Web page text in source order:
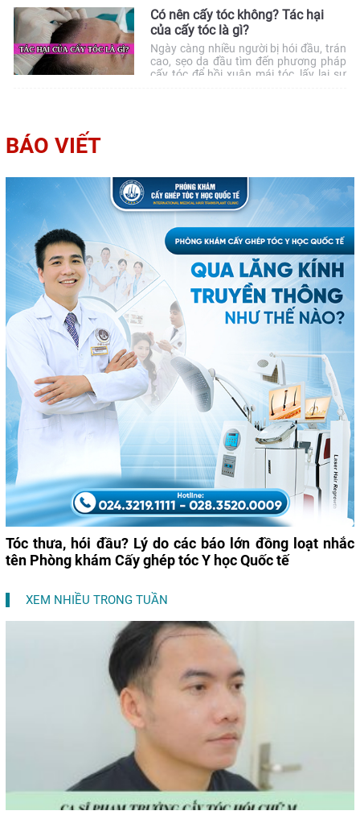
cùng chúng tôi tìm hiểu rõ hơn về nhận
định này và tìm cách cải thiện […]
Có nên cấy tóc không? Tác hại
của cấy tóc là gì?
Ngày càng nhiều người bị hói đầu, trán
cao, sẹo da đầu tìm đến phương pháp
cấy tóc để hồi xuân mái tóc, lấy lại sự
BÁO VIẾT
Tóc thưa, hói đầu? Lý do các báo lớn đồng loạt nhắc
tên Phòng khám Cấy ghép tóc Y học Quốc tế
XEM NHIỀU TRONG TUẦN